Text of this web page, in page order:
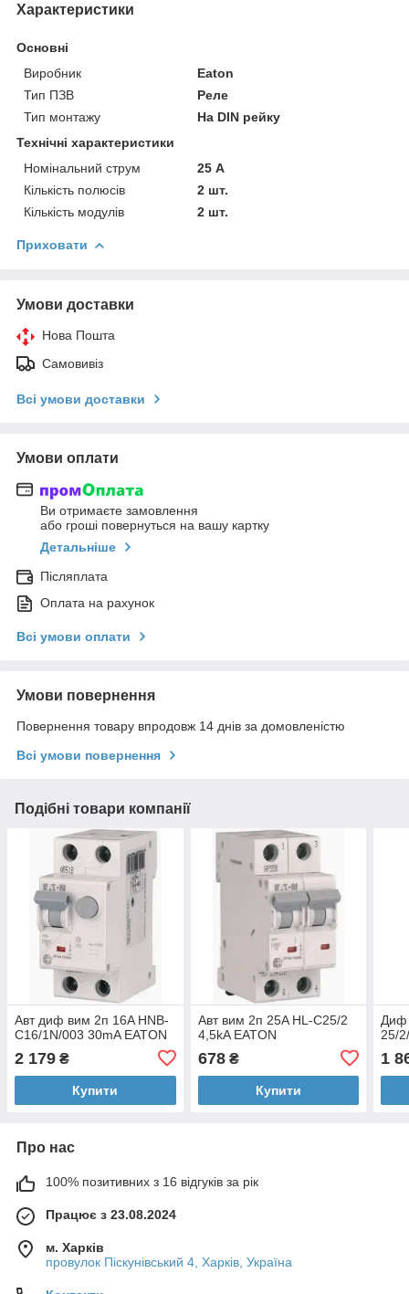
Характеристики
Основні
Виробник
Eaton
Тип ПЗВ
Реле
Тип монтажу
На DIN рейку
Технічні характеристики
Номінальний струм
25 А
Кількість полюсів
2 шт.
Кількість модулів
2 шт.
Приховати
Умови доставки
Нова Пошта
Самовивіз
Всі умови доставки
Умови оплати
Ви отримаєте замовлення
або гроші повернуться на вашу картку
Детальніше
Післяплата
Оплата на рахунок
Всі умови оплати
Умови повернення
Повернення товару впродовж 14 днів за домовленістю
Всі умови повернення
Подібні товари компанії
Авт диф вим 2п 16A HNB-
C16/1N/003 30mA EATON
2 179 ₴
Купити
Авт вим 2п 25A HL-C25/2
4,5kA EATON
678₴
Купити
Диф
25/
1
Про нас
100% позитивних з 16 відгуків за рік
Працює з 23.08.2024
м. Харків
провулок Піскунівський 4, Харків, Україна